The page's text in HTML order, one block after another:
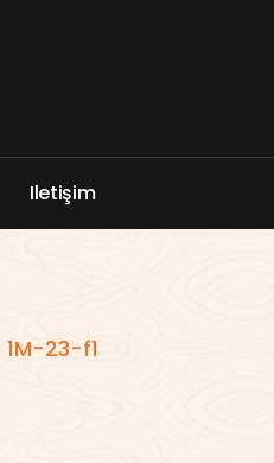
Iletişim
1M-23-f1